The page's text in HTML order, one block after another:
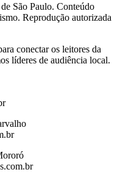
São Paulo. Conteúdo
Reprodução autorizada
conectar os leitores da
líderes de audiência local.